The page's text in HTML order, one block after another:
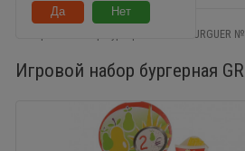
Игровой набор бургерная GRAN BURGUER
Игровой набор бургерная